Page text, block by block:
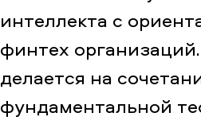
интеллекта с
финтех
делается на
фундаментальной